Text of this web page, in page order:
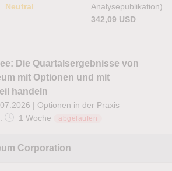
Neutral
Analysepublikation)
342,09 USD
Die Quartalsergebnisse von
mit Optionen und mit
handeln
| Optionen in der Praxis
1 Woche abgelaufen
Corporation